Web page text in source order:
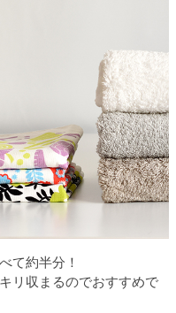
て約半分！
リ収まるのでおすすめで